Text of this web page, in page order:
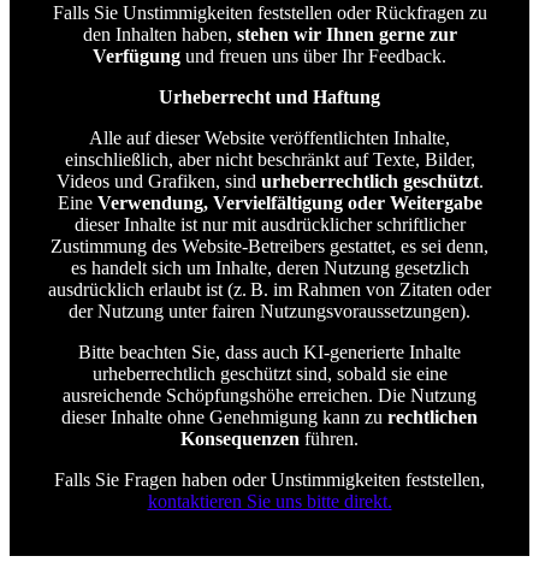
Falls Sie Unstimmigkeiten feststellen oder Rückfragen zu
den Inhalten haben, stehen wir Ihnen gerne zur
Verfügung und freuen uns über Ihr Feedback.
Urheberrecht und Haftung
Alle auf dieser Website veröffentlichten Inhalte,
einschließlich, aber nicht beschränkt auf Texte, Bilder,
Videos und Grafiken, sind urheberrechtlich geschützt.
Eine Verwendung, Vervielfältigung oder Weitergabe
dieser Inhalte ist nur mit ausdrücklicher schriftlicher
Zustimmung des Website-Betreibers gestattet, es sei denn,
es handelt sich um Inhalte, deren Nutzung gesetzlich
ausdrücklich erlaubt ist (z. B. im Rahmen von Zitaten oder
der Nutzung unter fairen Nutzungsvoraussetzungen).
Bitte beachten Sie, dass auch KI-generierte Inhalte
urheberrechtlich geschützt sind, sobald sie eine
ausreichende Schöpfungshöhe erreichen. Die Nutzung
dieser Inhalte ohne Genehmigung kann zu rechtlichen
Konsequenzen führen.
Falls Sie Fragen haben oder Unstimmigkeiten feststellen,
kontaktieren Sie uns bitte direkt.